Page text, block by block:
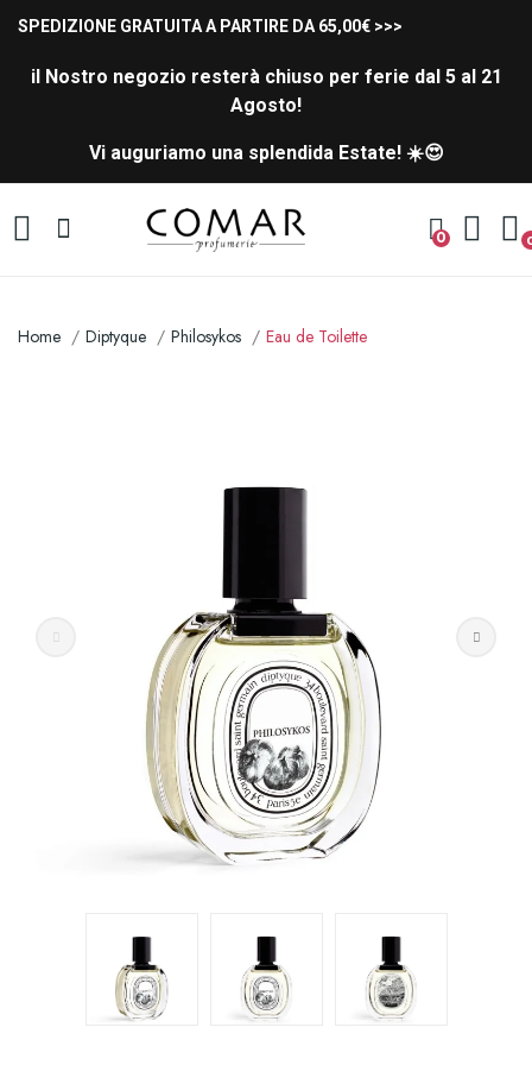
SPEDIZIONE GRATUITA A PARTIRE DA 65,00€ >>>
il Nostro negozio resterà chiuso per ferie dal 5 al 21
Agosto!
Vi auguriamo una splendida Estate! ☀️😍
0
Home Diptyque Philosykos Eau de Toilette